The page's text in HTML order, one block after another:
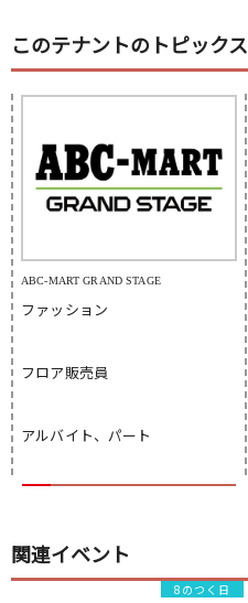
このテナントのトピックス
ABC-MART GRAND STAGE
ファッション
フロア販売員
アルバイト、パート
関連イベント
8のつく日